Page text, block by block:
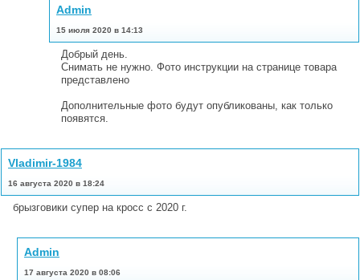
Admin
15 июля 2020 в 14:13
Добрый день.
Снимать не нужно. Фото инструкции на странице товара
представлено
Дополнительные фото будут опубликованы, как только
появятся.
Vladimir-1984
16 августа 2020 в 18:24
брызговики супер на кросс с 2020 г.
Admin
17 августа 2020 в 08:06